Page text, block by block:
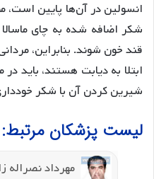
انسولین در آن‌ها پایین
شکر اضافه شده به چای
قند خون شوند. بنابراین،
ابتلا به دیابت هستند، باید
شیرین کردن آن با شکر
لیست پزشکان مرتبط:
مهرداد نصراله